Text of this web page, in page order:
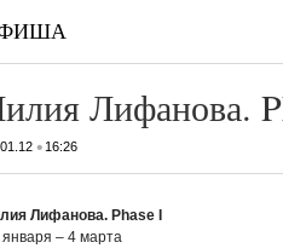
Лифанова.
• 16:26
Лифанова. Phase I
– 4 марта